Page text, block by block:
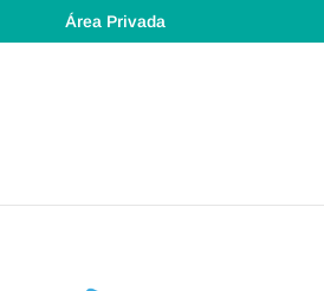
Área Privada